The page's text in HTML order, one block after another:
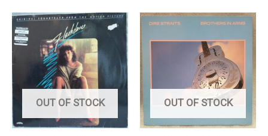
OUT OF STOCK OUT OF STOCK